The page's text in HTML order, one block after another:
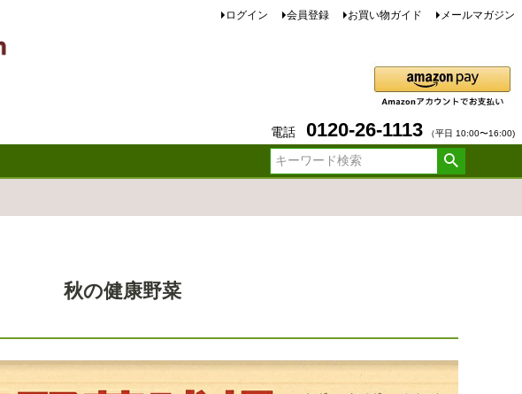
ログイン 会員登録 お買い物ガイド メールマガジン
電話 0120-26-1113 （平日 10:00〜16:00)
秋の健康野菜